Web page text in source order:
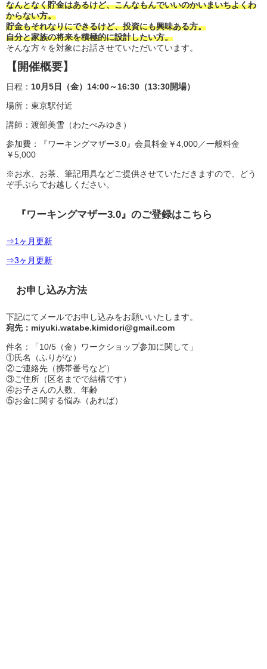
なんとなく貯金はあるけど、こんなもんでいいのかいまいちよくわ
からない方。
貯金もそれなりにできるけど、投資にも興味ある方。
自分と家族の将来を積極的に設計したい方。
そんな方々を対象にお話させていただいています。
【開催概要】
日程： 10月5日（金）14:00～16:30（13:30開場）
場所：東京駅付近
講師：渡部美雪（わたべみゆき）
参加費：『ワーキングマザー3.0』会員料金￥4,000／一般料金
￥5,000
※お水、お茶、筆記用具などご提供させていただきますので、どう
ぞ手ぶらでお越しください。
『ワーキングマザー3.0』のご登録はこちら
⇒1ヶ月更新
⇒3ヶ月更新
お申し込み方法
下記にてメールでお申し込みをお願いいたします。
宛先：miyuki.watabe.kimidori@gmail.com
件名：「10/5（金）ワークショップ参加に関して」
①氏名（ふりがな）
②ご連絡先（携帯番号など）
③ご住所（区名までで結構です）
④お子さんの人数、年齢
⑤お金に関する悩み（あれば）